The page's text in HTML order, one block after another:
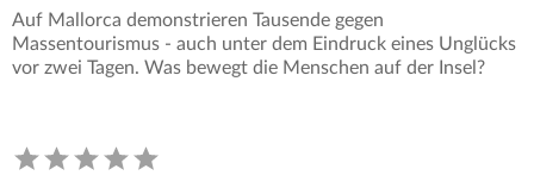
Auf Mallorca demonstrieren Tausende gegen
Massentourismus - auch unter dem Eindruck eines Unglücks
vor zwei Tagen. Was bewegt die Menschen auf der Insel?